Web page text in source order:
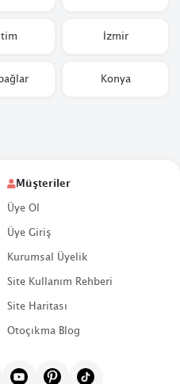
İzmir
Konya
Müşteriler
Üye Ol
Üye Giriş
Kurumsal Üyelik
Site Kullanım Rehberi
Site Haritası
Otoçıkma Blog